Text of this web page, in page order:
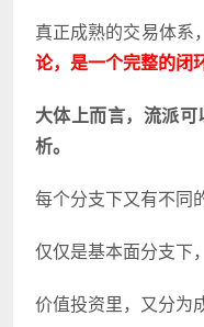
真正成熟的交易体系
论，是一个完整的闭
大体上而言，流派可
析。
每个分支下又有不同
仅仅是基本面分支下
价值投资里，又分为